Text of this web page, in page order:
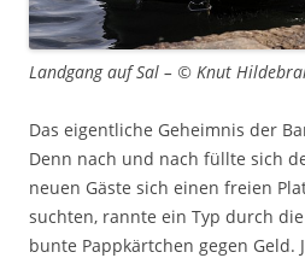
Landgang auf Sal – © Knut
Das eigentliche Geheimnis der
Denn nach und nach füllte sich
neuen Gäste sich einen freien
suchten, rannte ein Typ durch
bunte Pappkärtchen gegen Geld.